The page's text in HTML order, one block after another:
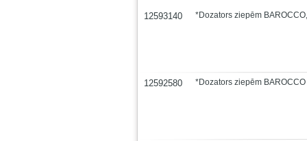
12593140 *Dozators ziepēm
12592580 *Dozators ziepēm